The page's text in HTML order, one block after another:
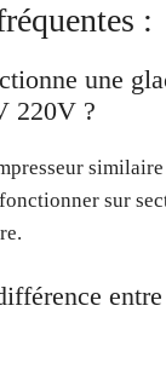
:
une
220V ?
sur